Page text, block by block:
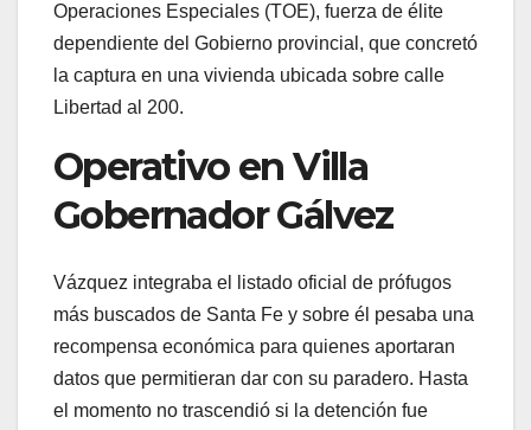
Operaciones Especiales (TOE), fuerza de élite
dependiente del Gobierno provincial, que concretó
la captura en una vivienda ubicada sobre calle
Libertad al 200.
Operativo en Villa
Gobernador Gálvez
Vázquez integraba el listado oficial de prófugos
más buscados de Santa Fe y sobre él pesaba una
recompensa económica para quienes aportaran
datos que permitieran dar con su paradero. Hasta
el momento no trascendió si la detención fue